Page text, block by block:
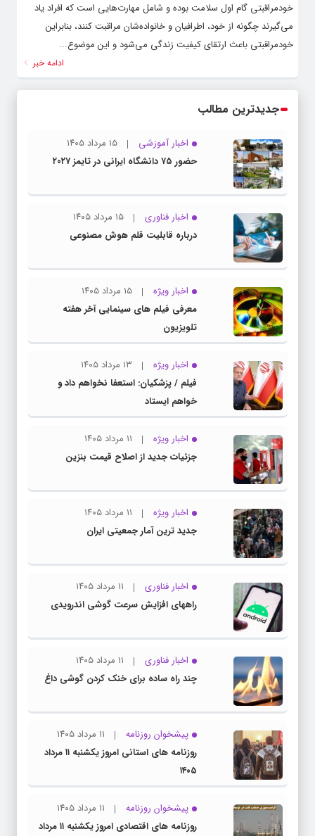
خودمراقبتی گام اول سلامت بوده و شامل مهارت‌هایی است که افراد یاد
می‌گیرند چگونه از خود، اطرافیان و خانواده‌شان مراقبت کنند، بنابراین
خودمراقبتی باعث ارتقای کیفیت زندگی می‌شود و این موضوع...
ادامه خبر
جدیدترین مطالب
اخبار آموزشی
۱۵ مرداد ۱۴۰۵
حضور ۷۵ دانشگاه ایرانی در تایمز ۲۰۲۷
اخبار فناوری
۱۵ مرداد ۱۴۰۵
درباره قابلیت قلم هوش مصنوعی
اخبار ویژه
۱۵ مرداد ۱۴۰۵
معرفی فیلم های سینمایی آخر هفته
تلویزیون
اخبار ویژه
۱۳ مرداد ۱۴۰۵
فیلم / پزشکیان: استعفا نخواهم داد و
خواهم ایستاد
اخبار ویژه
۱۱ مرداد ۱۴۰۵
جزئیات جدید از اصلاح قیمت بنزین
اخبار ویژه
۱۱ مرداد ۱۴۰۵
جدید ترین آمار جمعیتی ایران
اخبار فناوری
۱۱ مرداد ۱۴۰۵
راههای افزایش سرعت گوشی اندرویدی
اخبار فناوری
۱۱ مرداد ۱۴۰۵
چند راه‌ ساده برای خنک کردن گوشی داغ
پیشخوان روزنامه
۱۱ مرداد ۱۴۰۵
روزنامه های استانی امروز یکشنبه ۱۱ مرداد
۱۴۰۵
پیشخوان روزنامه
۱۱ مرداد ۱۴۰۵
روزنامه های اقتصادی امروز یکشنبه ۱۱ مرداد